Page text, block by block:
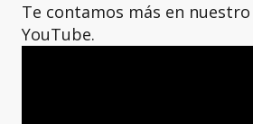
Te contamos más en nuestro
YouTube.